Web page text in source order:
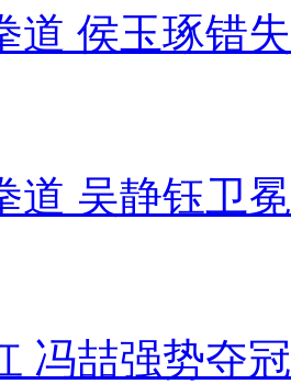
道 侯玉琢错
道 吴静钰卫冕
冯喆强势夺冠